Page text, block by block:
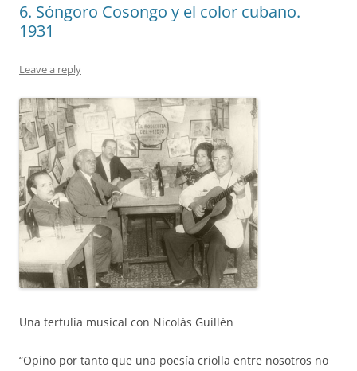
6. Sóngoro Cosongo y el color cubano.
1931
Leave a reply
Una tertulia musical con Nicolás Guillén
“Opino por tanto que una poesía criolla entre nosotros no